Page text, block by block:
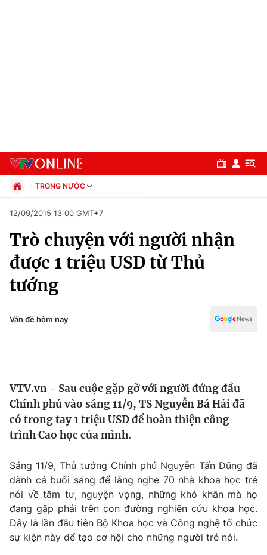
Chuyên mục
Chính trị
Thế giới
Tin tức
Câu chuyện quốc tế
Tài chính
Thị trường
Góc doanh nghiệp
Dữ liệu và đời sống
Truyền hình
Phim VTV
TRONG NƯỚC
Xã hội
Pháp luật
Thể thao
Truyền hình
Văn hóa - Giải trí
Đời sống
12/09/2015 13:00 GMT+7
Trò chuyện với người nhận
được 1 triệu USD từ Thủ
tướng
Vấn đề hôm nay
VTV.vn - Sau cuộc gặp gỡ với người đứng đầu
Chính phủ vào sáng 11/9, TS Nguyễn Bá Hải đã
có trong tay 1 triệu USD để hoàn thiện công
trình Cao học của mình.
Sáng 11/9, Thủ tướng Chính phủ Nguyễn Tấn Dũng đã
dành cả buổi sáng để lắng nghe 70 nhà khoa học trẻ
nói về tâm tư, nguyện vọng, những khó khăn mà họ
đang gặp phải trên con đường nghiên cứu khoa học.
Đây là lần đầu tiên Bộ Khoa học và Công nghệ tổ chức
sự kiện này để tạo cơ hội cho những người trẻ nói.